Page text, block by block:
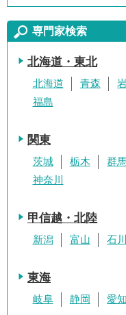
専門家検索
北海道・東北
北海道 青森
福島
関東
茨城 栃木 群
神奈川
甲信越・北陸
新潟 富山 石川
東海
岐阜 静岡 愛知